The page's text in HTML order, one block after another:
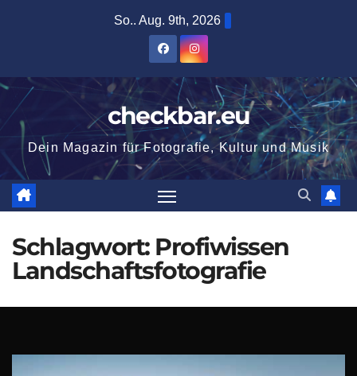
So.. Aug. 9th, 2026
checkbar.eu
Dein Magazin für Fotografie, Kultur und Musik
Schlagwort: Profiwissen
Landschaftsfotografie